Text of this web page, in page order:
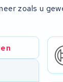
zoals u